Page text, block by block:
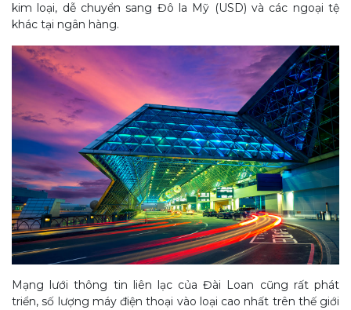
kim loại, dễ chuyển sang Đô la Mỹ (USD) và các ngoại tệ
khác tại ngân hàng.
Mạng lưới thông tin liên lạc của Đài Loan cũng rất phát
triển, số lượng máy điện thoại vào loại cao nhất trên thế giới